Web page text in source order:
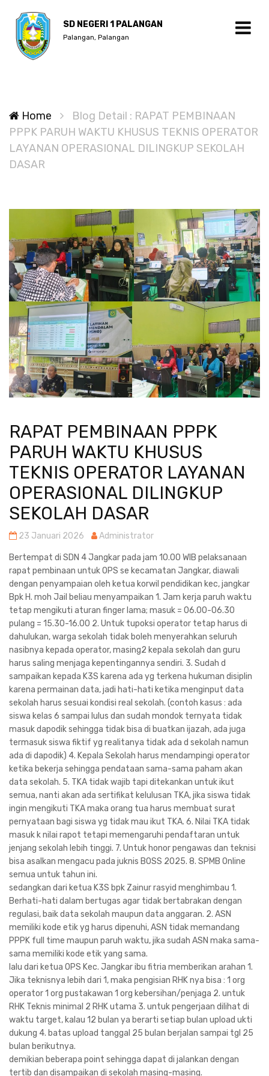
SD NEGERI 1 PALANGAN
Palangan, Palangan
Home
Blog Detail : RAPAT PEMBINAAN
PPPK PARUH WAKTU KHUSUS TEKNIS OPERATOR
LAYANAN OPERASIONAL DILINGKUP SEKOLAH
DASAR
RAPAT PEMBINAAN PPPK
PARUH WAKTU KHUSUS
TEKNIS OPERATOR LAYANAN
OPERASIONAL DILINGKUP
SEKOLAH DASAR
23 Januari 2026 Administrator
Bertempat di SDN 4 Jangkar pada jam 10.00 WIB pelaksanaan
rapat pembinaan untuk OPS se kecamatan Jangkar, diawali
dengan penyampaian oleh ketua korwil pendidikan kec, jangkar
Bpk H. moh Jail beliau menyampaikan 1. Jam kerja paruh waktu
tetap mengikuti aturan finger lama; masuk = 06.00-06.30
pulang = 15.30-16.00 2. Untuk tupoksi operator tetap harus di
dahulukan, warga sekolah tidak boleh menyerahkan seluruh
nasibnya kepada operator, masing2 kepala sekolah dan guru
harus saling menjaga kepentingannya sendiri. 3. Sudah d
sampaikan kepada K3S karena ada yg terkena hukuman disiplin
karena permainan data, jadi hati-hati ketika menginput data
sekolah harus sesuai kondisi real sekolah. (contoh kasus : ada
siswa kelas 6 sampai lulus dan sudah mondok ternyata tidak
masuk dapodik sehingga tidak bisa di buatkan ijazah, ada juga
termasuk siswa fiktif yg realitanya tidak ada d sekolah namun
ada di dapodik) 4. Kepala Sekolah harus mendampingi operator
ketika bekerja sehingga pendataan sama-sama paham akan
data sekolah. 5. TKA tidak wajib tapi ditekankan untuk ikut
semua, nanti akan ada sertifikat kelulusan TKA, jika siswa tidak
ingin mengikuti TKA maka orang tua harus membuat surat
pernyataan bagi siswa yg tidak mau ikut TKA. 6. Nilai TKA tidak
masuk k nilai rapot tetapi memengaruhi pendaftaran untuk
jenjang sekolah lebih tinggi. 7. Untuk honor pengawas dan teknisi
bisa asalkan mengacu pada juknis BOSS 2025. 8. SPMB Online
semua untuk tahun ini.
sedangkan dari ketua K3S bpk Zainur rasyid menghimbau 1.
Berhati-hati dalam bertugas agar tidak bertabrakan dengan
regulasi, baik data sekolah maupun data anggaran. 2. ASN
memiliki kode etik yg harus dipenuhi, ASN tidak memandang
PPPK full time maupun paruh waktu, jika sudah ASN maka sama-
sama memiliki kode etik yang sama.
lalu dari ketua OPS Kec. Jangkar ibu fitria memberikan arahan 1.
Jika teknisnya lebih dari 1, maka pengisian RHK nya bisa : 1 org
operator 1 org pustakawan 1 org kebersihan/penjaga 2. untuk
RHK Teknis minimal 2 RHK utama 3. untuk pengerjaan dilihat di
waktu target, kalau 12 bulan ya berarti setiap bulan upload ukti
dukung 4. batas upload tanggal 25 bulan berjalan sampai tgl 25
bulan berikutnya.
demikian beberapa point sehingga dapat di jalankan dengan
tertib dan disampaikan di sekolah masing-masing.